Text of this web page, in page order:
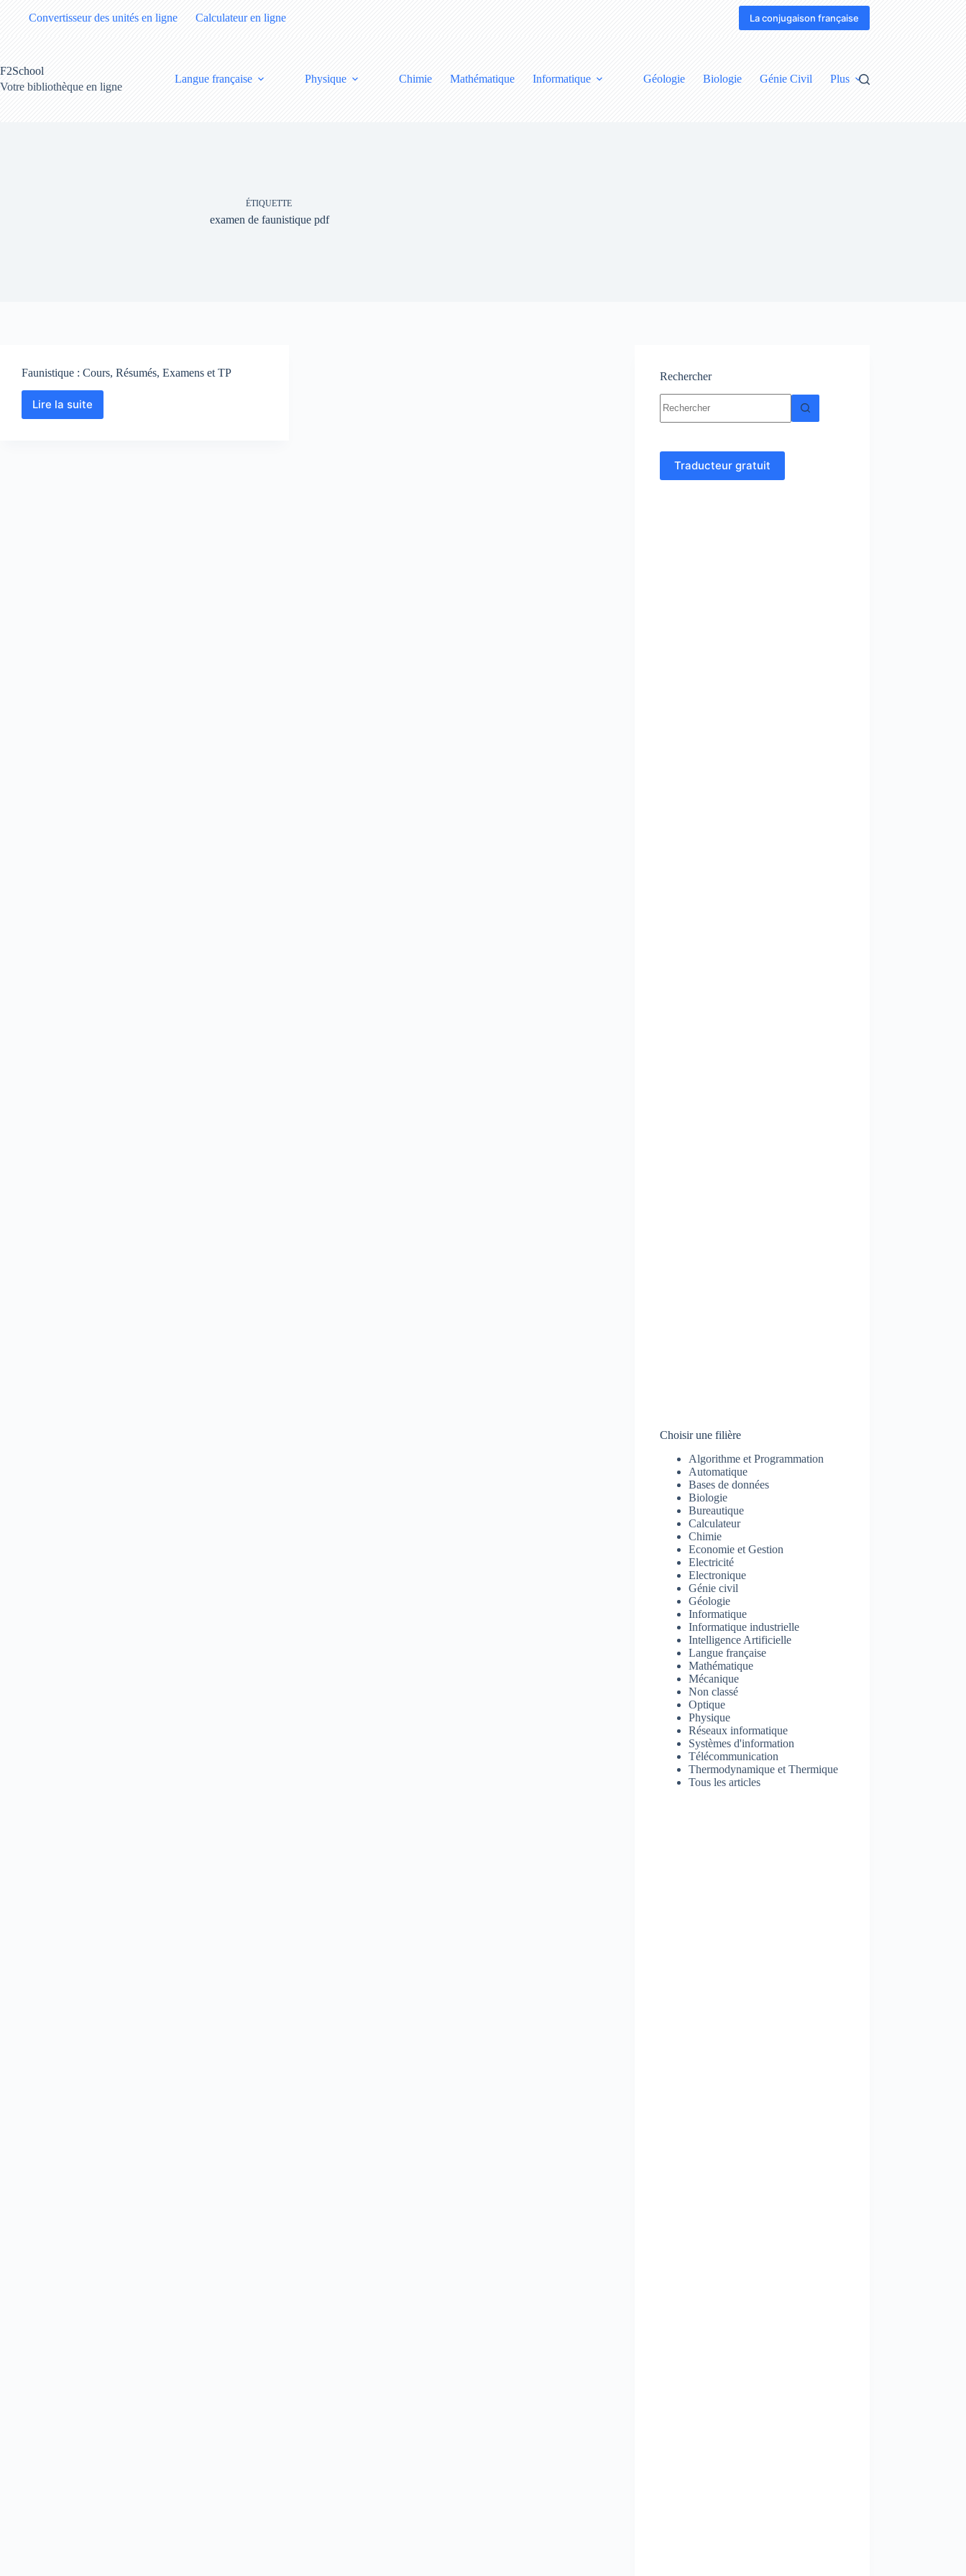
Convertisseur des unités en ligne Calculateur en ligne La conjugaison française
F2School
Votre bibliothèque en ligne
Langue française Physique Chimie Mathématique Informatique Géologie Biologie Génie Civil Plus
ÉTIQUETTE
examen de faunistique pdf
Faunistique : Cours, Résumés, Examens et TP
Lire la suite
Faunistique
Rechercher
résultat
Traducteur gratuit
Choisir une filière
Algorithme et Programmation
Automatique
Bases de données
Biologie
Bureautique
Calculateur
Chimie
Economie et Gestion
Electricité
Electronique
Génie civil
Géologie
Informatique
Informatique industrielle
Intelligence Artificielle
Langue française
Mathématique
Mécanique
Non classé
Optique
Physique
Réseaux informatique
Systèmes d'information
Télécommunication
Thermodynamique et Thermique
Tous les articles